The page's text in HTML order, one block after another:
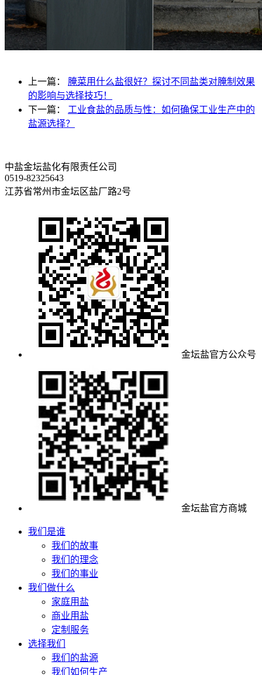
上一篇： 腌菜用什么盐很好？探讨不同盐类对腌制效果
的影响与选择技巧！
下一篇： 工业食盐的品质与性：如何确保工业生产中的
盐源选择？
中盐金坛盐化有限责任公司
0519-82325643
江苏省常州市金坛区盐厂路2号
金坛盐官方公众号
金坛盐官方商城
我们是谁
我们的故事
我们的理念
我们的事业
我们做什么
家庭用盐
商业用盐
定制服务
选择我们
我们的盐源
我们如何生产